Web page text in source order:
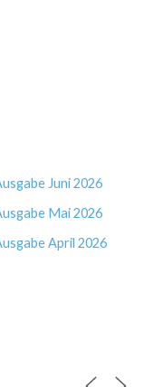
Juni 2026
Mai 2026
April 2026